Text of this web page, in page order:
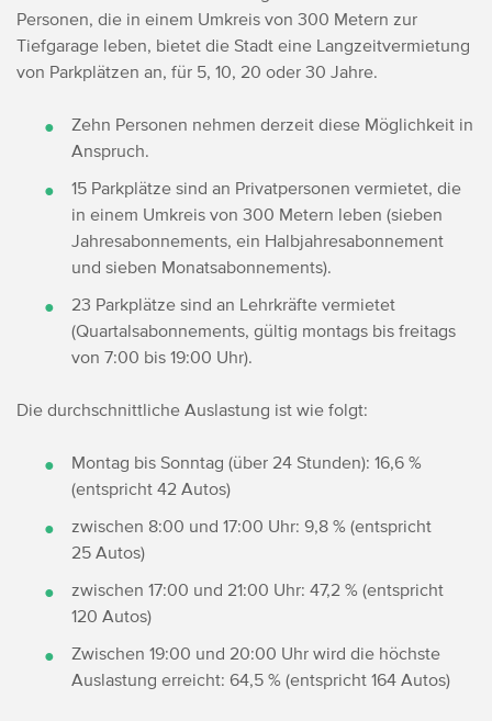
Personen, die in einem Umkreis von 300 Metern zur
Tiefgarage leben, bietet die Stadt eine Langzeitvermietung
von Parkplätzen an, für 5, 10, 20 oder 30 Jahre.
Zehn Personen nehmen derzeit diese Möglichkeit in
Anspruch.
15 Parkplätze sind an Privatpersonen vermietet, die
in einem Umkreis von 300 Metern leben (sieben
Jahresabonnements, ein Halbjahresabonnement
und sieben Monatsabonnements).
23 Parkplätze sind an Lehrkräfte vermietet
(Quartalsabonnements, gültig montags bis freitags
von 7:00 bis 19:00 Uhr).
Die durchschnittliche Auslastung ist wie folgt:
Montag bis Sonntag (über 24 Stunden): 16,6 %
(entspricht 42 Autos)
zwischen 8:00 und 17:00 Uhr: 9,8 % (entspricht
25 Autos)
zwischen 17:00 und 21:00 Uhr: 47,2 % (entspricht
120 Autos)
Zwischen 19:00 und 20:00 Uhr wird die höchste
Auslastung erreicht: 64,5 % (entspricht 164 Autos)